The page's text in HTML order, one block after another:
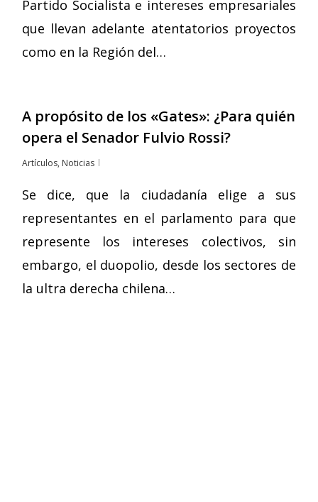
Partido Socialista e intereses empresariales
que llevan adelante atentatorios proyectos
como en la Región del…
A propósito de los «Gates»: ¿Para quién
opera el Senador Fulvio Rossi?
Artículos, Noticias
Se dice, que la ciudadanía elige a sus
representantes en el parlamento para que
represente los intereses colectivos, sin
embargo, el duopolio, desde los sectores de
la ultra derecha chilena…